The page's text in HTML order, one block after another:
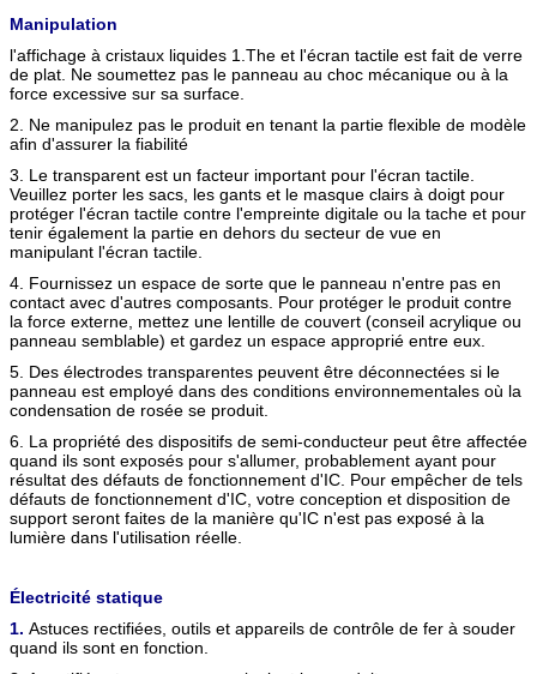
Manipulation
l'affichage à cristaux liquides 1.The et l'écran tactile est fait de verre
de plat. Ne soumettez pas le panneau au choc mécanique ou à la
force excessive sur sa surface.
2. Ne manipulez pas le produit en tenant la partie flexible de modèle
afin d'assurer la fiabilité
3. Le transparent est un facteur important pour l'écran tactile.
Veuillez porter les sacs, les gants et le masque clairs à doigt pour
protéger l'écran tactile contre l'empreinte digitale ou la tache et pour
tenir également la partie en dehors du secteur de vue en
manipulant l'écran tactile.
4. Fournissez un espace de sorte que le panneau n'entre pas en
contact avec d'autres composants. Pour protéger le produit contre
la force externe, mettez une lentille de couvert (conseil acrylique ou
panneau semblable) et gardez un espace approprié entre eux.
5. Des électrodes transparentes peuvent être déconnectées si le
panneau est employé dans des conditions environnementales où la
condensation de rosée se produit.
6. La propriété des dispositifs de semi-conducteur peut être affectée
quand ils sont exposés pour s'allumer, probablement ayant pour
résultat des défauts de fonctionnement d'IC. Pour empêcher de tels
défauts de fonctionnement d'IC, votre conception et disposition de
support seront faites de la manière qu'IC n'est pas exposé à la
lumière dans l'utilisation réelle.
Électricité statique
1. Astuces rectifiées, outils et appareils de contrôle de fer à souder
quand ils sont en fonction.